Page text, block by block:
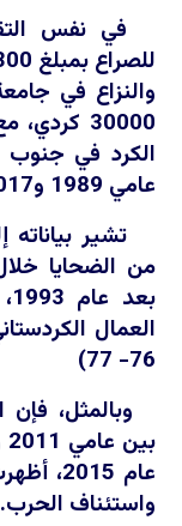
في نفس
والنزاع في
الكرد في جنوب
عامي 1989 و2017 بـ 31.178.
تشير
من الضحايا
العمال
76- 77)
وبالمثل، فإن
عام
واستئناف الحرب.